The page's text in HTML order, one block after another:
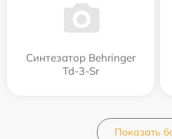
Синтезатор Behringer
Td-3-Sr
Показать